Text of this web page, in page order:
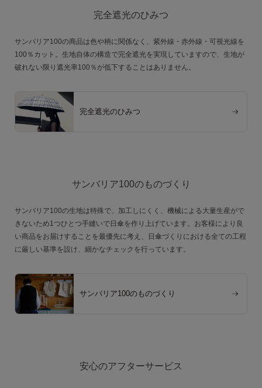
完全遮光のひみつ
サンバリア100の商品は色や柄に関係なく、紫外線・赤外線・可視光線を
100％カット。生地自体の構造で完全遮光を実現していますので、生地が
破れない限り遮光率100％が低下することはありません。
完全遮光のひみつ
サンバリア100のものづくり
サンバリア100の生地は特殊で、加工しにくく、機械による大量生産がで
きないため1つひとつ手縫いで日傘を作り上げています。お客様により良
い商品をお届けすることを最優先に考え、日傘づくりにおける全ての工程
に厳しい基準を設け、細かなチェックを行っています。
サンバリア100のものづくり
安心のアフターサービス